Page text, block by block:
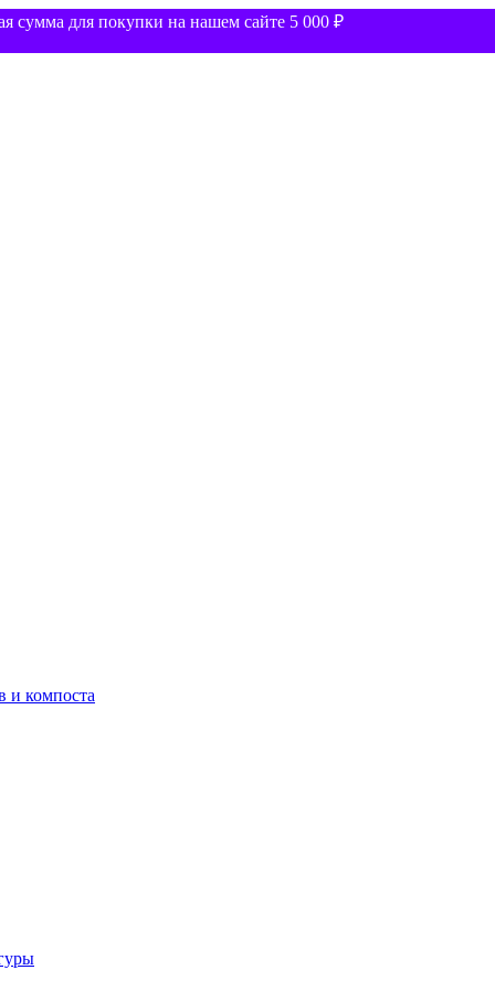
сумма для покупки на нашем сайте 5 000 ₽
и компоста